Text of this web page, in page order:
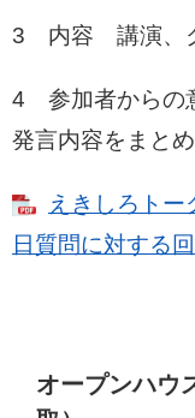
3 内容 講演、
4 参加者からの
発言内容をまとめ
えきしろト
日質問に対する
オープンハウ